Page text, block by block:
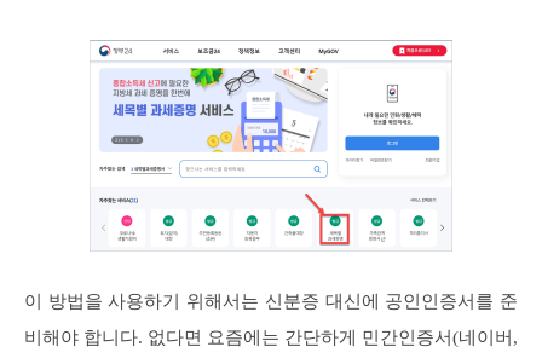
이 방법을 사용하기 위해서는 신분증 대신에 공인인증서를 준
비해야 합니다. 없다면 요즘에는 간단하게 민간인증서(네이버,